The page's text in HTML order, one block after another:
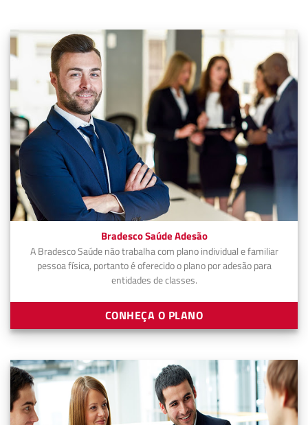
Bradesco Saúde Adesão
A Bradesco Saúde não trabalha com plano individual e familiar
pessoa física, portanto é oferecido o plano por adesão para
entidades de classes.
CONHEÇA O PLANO